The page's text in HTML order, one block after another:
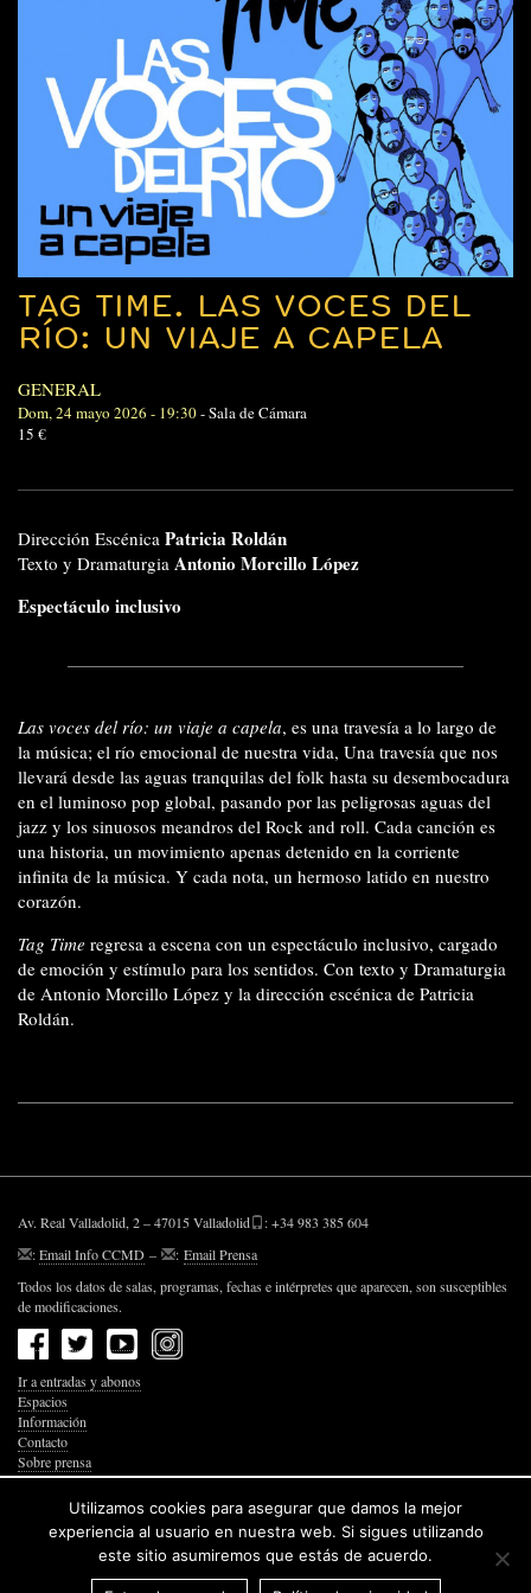
TAG TIME. LAS VOCES DEL
RÍO: UN VIAJE A CAPELA
GENERAL
Dom, 24 mayo 2026 - 19:30-Sala de Cámara
15 €
Dirección Escénica Patricia Roldán
Texto y Dramaturgia Antonio Morcillo López
Espectáculo inclusivo
Las voces del río: un viaje a capela, es una travesía a lo largo de
la música; el río emocional de nuestra vida, Una travesía que nos
llevará desde las aguas tranquilas del folk hasta su desembocadura
en el luminoso pop global, pasando por las peligrosas aguas del
jazz y los sinuosos meandros del Rock and roll. Cada canción es
una historia, un movimiento apenas detenido en la corriente
infinita de la música. Y cada nota, un hermoso latido en nuestro
corazón.
Tag Time regresa a escena con un espectáculo inclusivo, cargado
de emoción y estímulo para los sentidos. Con texto y Dramaturgia
de Antonio Morcillo López y la dirección escénica de Patricia
Roldán.
Av. Real Valladolid, 2 – 47015 Valladolid
: +34 983 385 604
:Email Info CCMD – : Email Prensa
Todos los datos de salas, programas, fechas e intérpretes que aparecen, son susceptibles
de modificaciones.
Ir a entradas y abonos
Espacios
Información
Contacto
Sobre prensa
Política de Privacidad
Política de Cookies
Accesibilidad Web
Utilizamos cookies para asegurar que damos la mejor
experiencia al usuario en nuestra web. Si sigues utilizando
este sitio asumiremos que estás de acuerdo.